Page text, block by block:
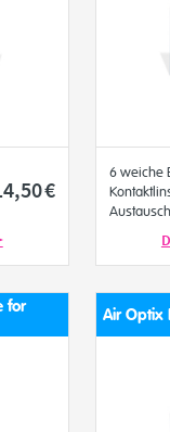
,50€
6 weiche
Austausch
for Air Optix